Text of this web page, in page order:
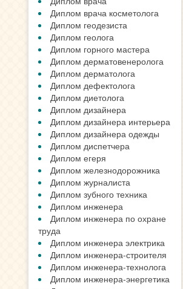
Диплом врача косметолога
Диплом геодезиста
Диплом геолога
Диплом горного мастера
Диплом дерматовенеролога
Диплом дерматолога
Диплом дефектолога
Диплом диетолога
Диплом дизайнера
Диплом дизайнера интерьера
Диплом дизайнера одежды
Диплом диспетчера
Диплом егеря
Диплом железнодорожника
Диплом журналиста
Диплом зубного техника
Диплом инженера
Диплом инженера по охране
труда
Диплом инженера электрика
Диплом инженера-строителя
Диплом инженера-технолога
Диплом инженера-энергетика